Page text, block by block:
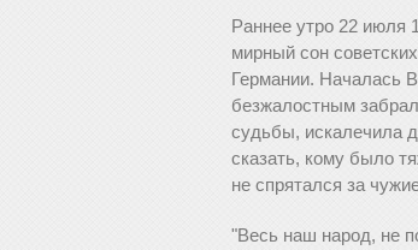
Раннее утро 22 июля
мирный сон
Германии. Началась
безжалостным
судьбы, искалечила
сказать, кому было
не спрятался за
"Весь наш народ, не